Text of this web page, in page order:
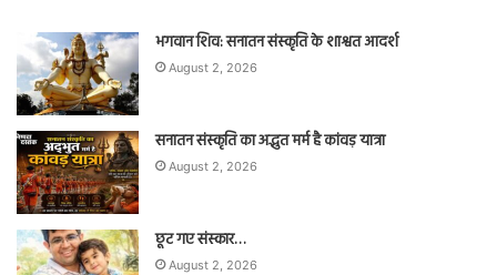
भगवान शिव: सनातन संस्कृति के शाश्वत आदर्श
August 2, 2026
सनातन संस्कृति का अद्भुत मर्म है कांवड़ यात्रा
August 2, 2026
छूट गए संस्कार…
August 2, 2026